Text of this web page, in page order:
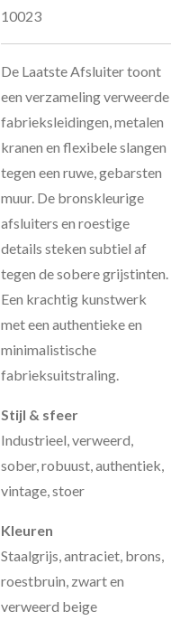
10023
De Laatste Afsluiter toont
een verzameling verweerde
fabrieksleidingen, metalen
kranen en flexibele slangen
tegen een ruwe, gebarsten
muur. De bronskleurige
afsluiters en roestige
details steken subtiel af
tegen de sobere grijstinten.
Een krachtig kunstwerk
met een authentieke en
minimalistische
fabrieksuitstraling.
Stijl & sfeer
Industrieel, verweerd,
sober, robuust, authentiek,
vintage, stoer
Kleuren
Staalgrijs, antraciet, brons,
roestbruin, zwart en
verweerd beige